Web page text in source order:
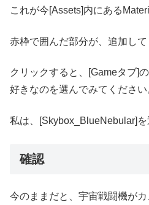
これが今[Assets]内にある
赤枠で囲んだ部分が、追加して
クリックすると、[Gameタブ]
好きなのを選んでみてください
私は、[Skybox_BlueNebular]を
確認
今のままだと、宇宙戦闘機が